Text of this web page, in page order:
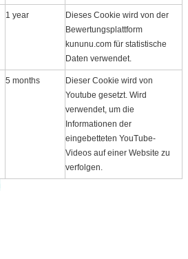
1 year
Dieses Cookie wird von der
Bewertungsplattform
kununu.com für statistische
Daten verwendet.
5 months
Dieser Cookie wird von
Youtube gesetzt. Wird
verwendet, um die
Informationen der
eingebetteten YouTube-
Videos auf einer Website zu
verfolgen.